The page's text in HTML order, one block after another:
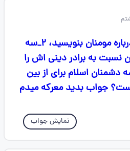
۱_ایه ای همراه با ترجمه درباره مومنان بنویسید، ۲_سه
نسبت به برادر دینی اش را
دشمنان اسلام برای از بین
جواب بدید معرکه میدم
نمایش جواب